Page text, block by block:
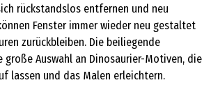
rückstandslos entfernen und neu
Fenster immer wieder neu gestaltet
zurückbleiben. Die beiliegende
Auswahl an Dinosaurier-Motiven, die
lassen und das Malen erleichtern.